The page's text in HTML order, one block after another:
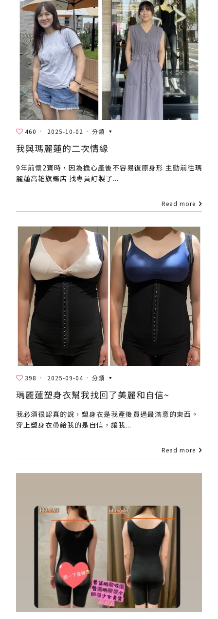
460 2025-10-02 分類
我與瑪麗蓮的二次情緣
9年前懷2寶時，因為擔心產後不容易復原身形 主動前往瑪
麗蓮高雄旗鑑店 找專員訂製了...
Read more
398 2025-09-04 分類
瑪麗蓮塑身衣幫我找回了美麗和自信~
我必須很認真的說，塑身衣是我產後買過最滿意的東西。
穿上塑身衣帶給我的是自信，讓我...
Read more